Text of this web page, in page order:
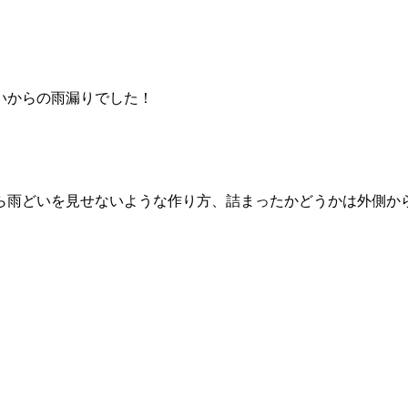
らの雨漏りでした！
どいを見せないような作り方、詰まったかどうかは外側か